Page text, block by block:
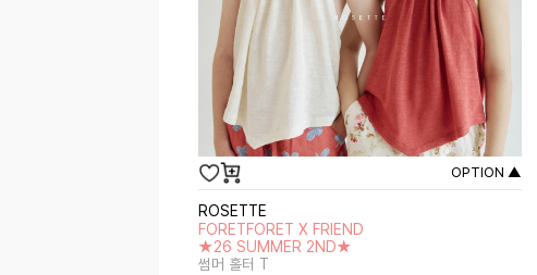
OPTION ▲
ROSETTE
FORETFORET X FRIEND
★26 SUMMER 2ND★
썸머 홀터 T